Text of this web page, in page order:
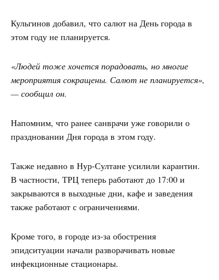
Кульгинов добавил, что салют на День города в
этом году не планируется.
«Людей тоже хочется порадовать, но многие
мероприятия сокращены. Салют не планируется»,
— сообщил он.
Напомним, что ранее санврачи уже говорили о
праздновании Дня города в этом году.
Также недавно в Нур-Султане усилили карантин.
В частности, ТРЦ теперь работают до 17:00 и
закрываются в выходные дни, кафе и заведения
также работают с ограничениями.
Кроме того, в городе из-за обострения
эпидситуации начали разворачивать новые
инфекционные стационары.